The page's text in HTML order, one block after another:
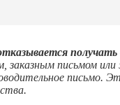
письмом